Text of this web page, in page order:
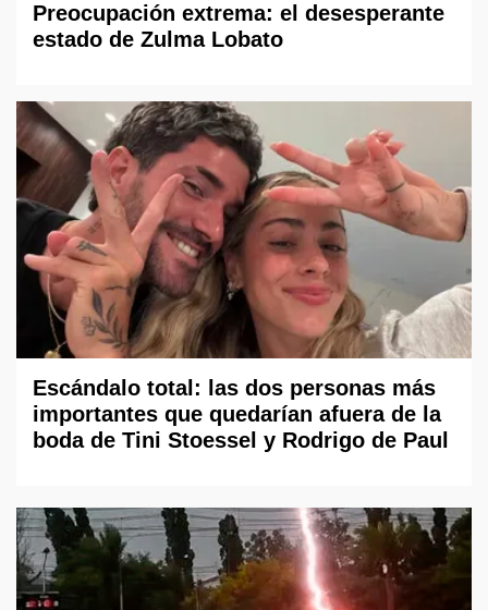
Preocupación extrema: el desesperante
estado de Zulma Lobato
Escándalo total: las dos personas más
importantes que quedarían afuera de la
boda de Tini Stoessel y Rodrigo de Paul